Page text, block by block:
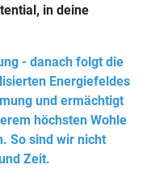
in deine
- danach folgt die
Energiefeldes
und ermächtigt
höchsten Wohle
So sind wir nicht
Zeit.